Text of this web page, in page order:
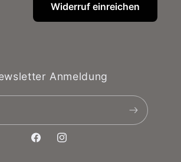
Widerruf einreichen
Anmeldung
FacebookInstagram